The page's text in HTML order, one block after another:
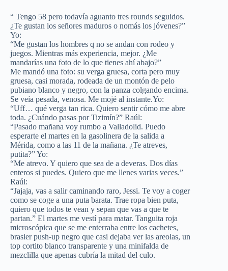
“ Tengo 58 pero todavía aguanto tres rounds seguidos.
¿Te gustan los señores maduros o nomás los jóvenes?”
Yo:
“Me gustan los hombres q no se andan con rodeo y
juegos. Mientras más experiencia, mejor. ¿Me
mandarías una foto de lo que tienes ahí abajo?”
Me mandó una foto: su verga gruesa, corta pero muy
gruesa, casi morada, rodeada de un montón de pelo
pubiano blanco y negro, con la panza colgando encima.
Se veía pesada, venosa. Me mojé al instante.Yo:
“Uff… qué verga tan rica. Quiero sentir cómo me abre
toda. ¿Cuándo pasas por Tizimín?” Raúl:
“Pasado mañana voy rumbo a Valladolid. Puedo
esperarte el martes en la gasolinera de la salida a
Mérida, como a las 11 de la mañana. ¿Te atreves,
putita?” Yo:
“Me atrevo. Y quiero que sea de a deveras. Dos días
enteros si puedes. Quiero que me llenes varias veces.”
Raúl:
“Jajaja, vas a salir caminando raro, Jessi. Te voy a coger
como se coge a una puta barata. Trae ropa bien puta,
quiero que todos te vean y sepan que vas a que te
partan.” El martes me vestí para matar. Tanguita roja
microscópica que se me enterraba entre los cachetes,
brasier push-up negro que casi dejaba ver las areolas, un
top cortito blanco transparente y una minifalda de
mezclilla que apenas cubría la mitad del culo.